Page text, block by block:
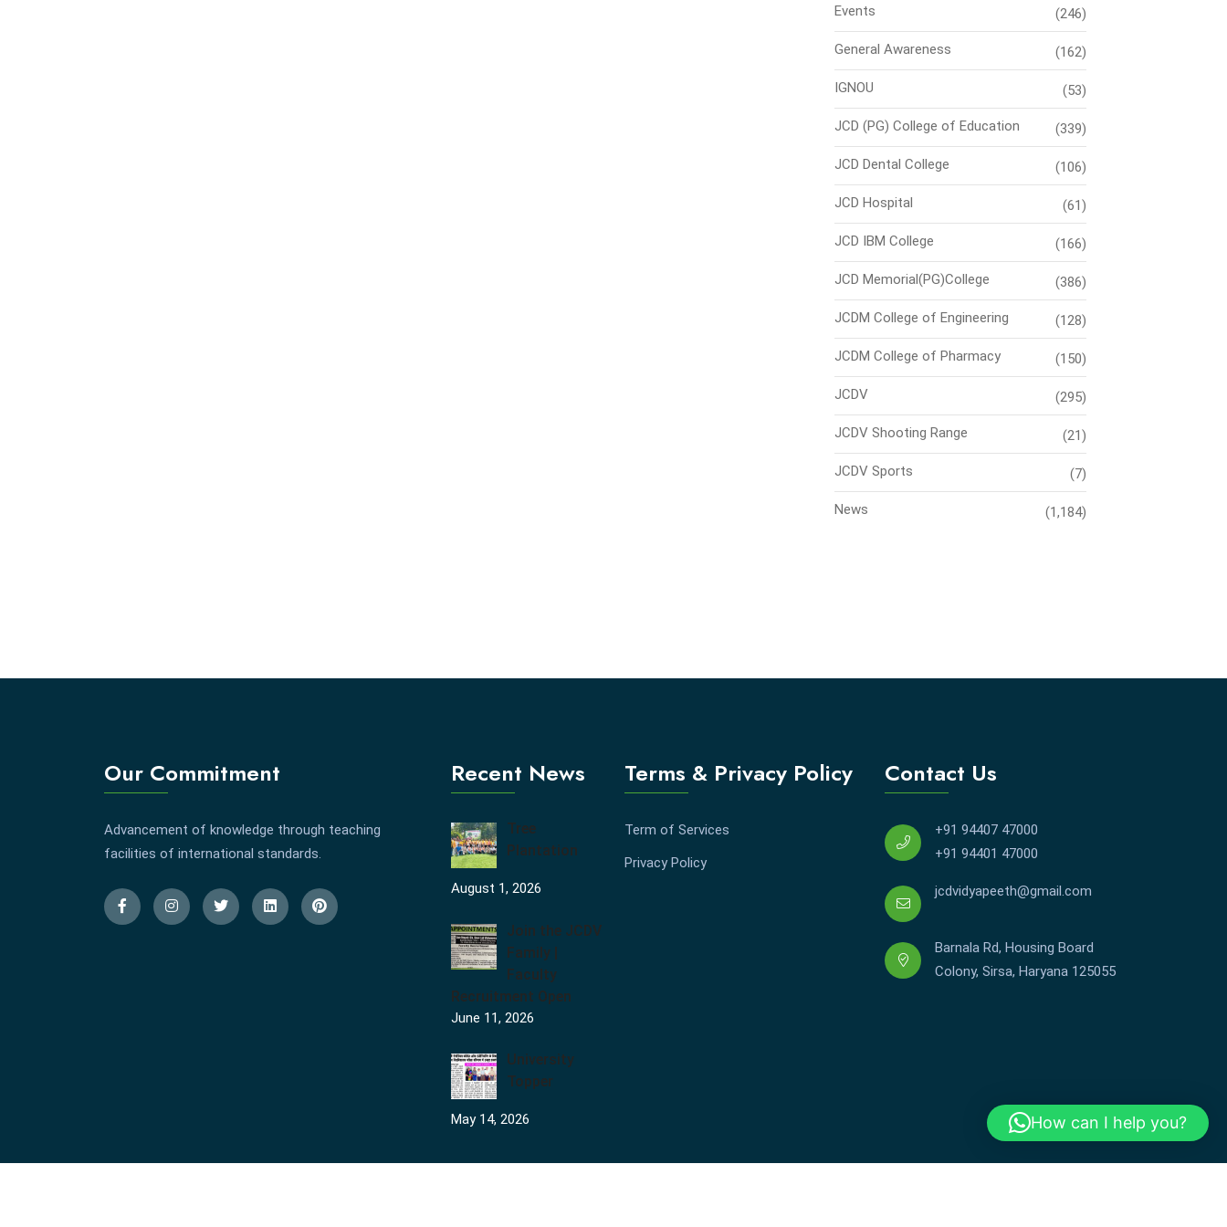
Events (246)
General Awareness (162)
IGNOU (53)
JCD (PG) College of Education (339)
JCD Dental College (106)
JCD Hospital (61)
JCD IBM College (166)
JCD Memorial(PG)College (386)
JCDM College of Engineering (128)
JCDM College of Pharmacy (150)
JCDV (295)
JCDV Shooting Range (21)
JCDV Sports (7)
News (1,184)
Our Commitment
Advancement of knowledge through teaching
facilities of international standards.
Recent News
Tree
Plantation
August 1, 2026
Join the JCDV
Family |
Faculty
Recruitment Open
June 11, 2026
University
Topper
May 14, 2026
Terms & Privacy Policy
Term of Services
Privacy Policy
Contact Us
+91 94407 47000
+91 94401 47000
jcdvidyapeeth@gmail.com
Barnala Rd, Housing Board
Colony, Sirsa, Haryana 125055
How can I help you?